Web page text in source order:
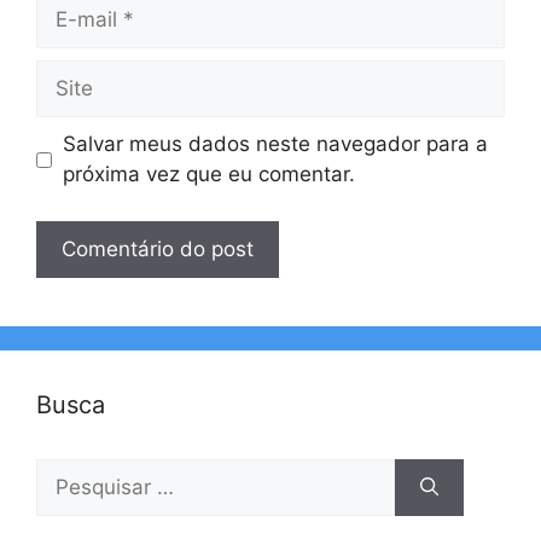
Site
Salvar meus dados neste navegador para a
próxima vez que eu comentar.
Busca
por: